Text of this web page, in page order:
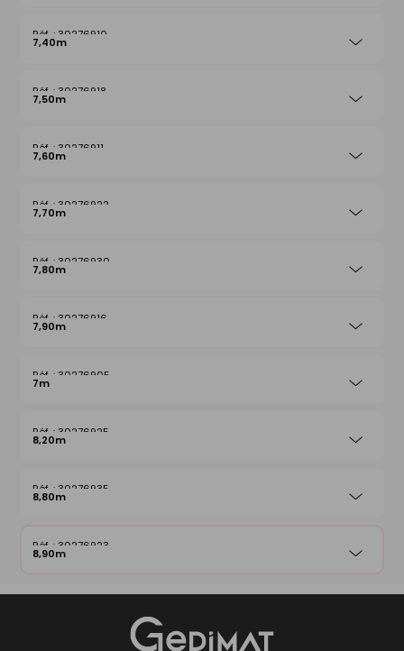
30276910
7,40m
30276918
7,50m
30276911
7,60m
30276922
7,70m
30276930
7,80m
30276916
7,90m
30276905
7m
30276925
8,20m
30276935
8,80m
30276923
8,90m